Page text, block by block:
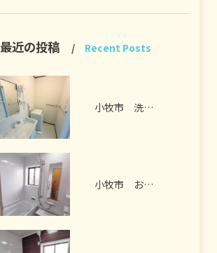
最近の投稿 Recent Posts
小牧市 洗面脱衣室リフォーム I様邸 2026年7月
小牧市 お風呂リフォーム I様邸 2026年7月